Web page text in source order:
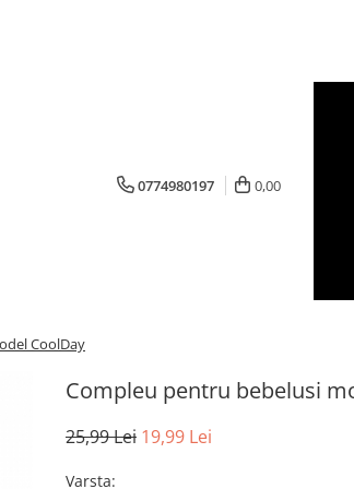
0774980197 0,00
CoolDay
Compleu pentru bebelusi
25,99 Lei 19,99 Lei
Varsta: